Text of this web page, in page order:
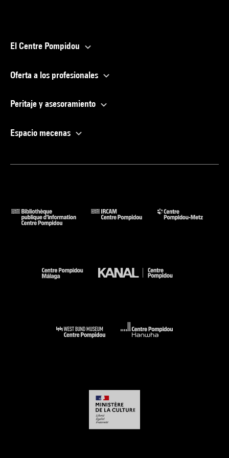
El Centre Pompidou
Oferta a los profesionales
Peritaje y asesoramiento
Espacio mecenas